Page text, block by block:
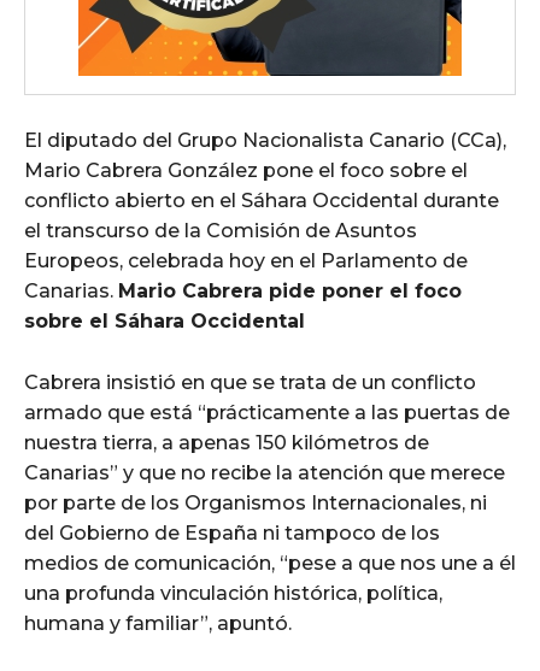
El diputado del Grupo Nacionalista Canario (CCa),
Mario Cabrera González pone el foco sobre el
conflicto abierto en el Sáhara Occidental durante
el transcurso de la Comisión de Asuntos
Europeos, celebrada hoy en el Parlamento de
Canarias. Mario Cabrera pide poner el foco
sobre el Sáhara Occidental
Cabrera insistió en que se trata de un conflicto
armado que está “prácticamente a las puertas de
nuestra tierra, a apenas 150 kilómetros de
Canarias” y que no recibe la atención que merece
por parte de los Organismos Internacionales, ni
del Gobierno de España ni tampoco de los
medios de comunicación, “pese a que nos une a él
una profunda vinculación histórica, política,
humana y familiar”, apuntó.